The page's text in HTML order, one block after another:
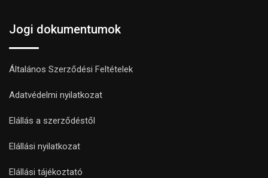
Jogi dokumentumok
Általános Szerződési Feltételek
Adatvédelmi nyilatkozat
Elállás a szerződéstől
Elállási nyilatkozat
Elállási tájékoztató